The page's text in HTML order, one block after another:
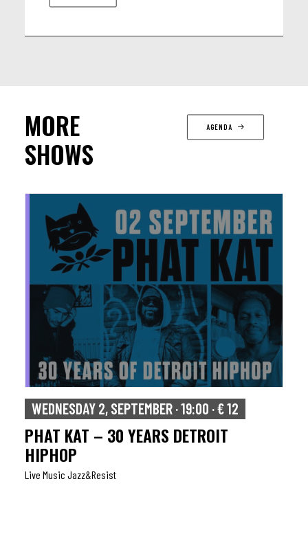
MORE
SHOWS
AGENDA
WEDNESDAY 2, SEPTEMBER · 19:00 · € 12
PHAT KAT – 30 YEARS DETROIT
HIPHOP
Live Music Jazz&resist